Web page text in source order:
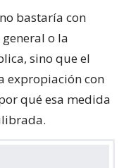
bastaría con
o la
sino que el
expropiación con
qué esa medida